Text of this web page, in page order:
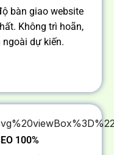
bàn giao website
Không trì hoãn,
dự kiến.
100%